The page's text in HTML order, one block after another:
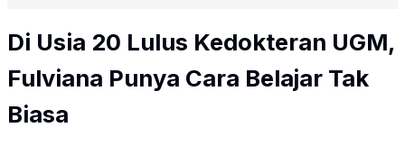
Di Usia 20 Lulus Kedokteran UGM,
Fulviana Punya Cara Belajar Tak
Biasa